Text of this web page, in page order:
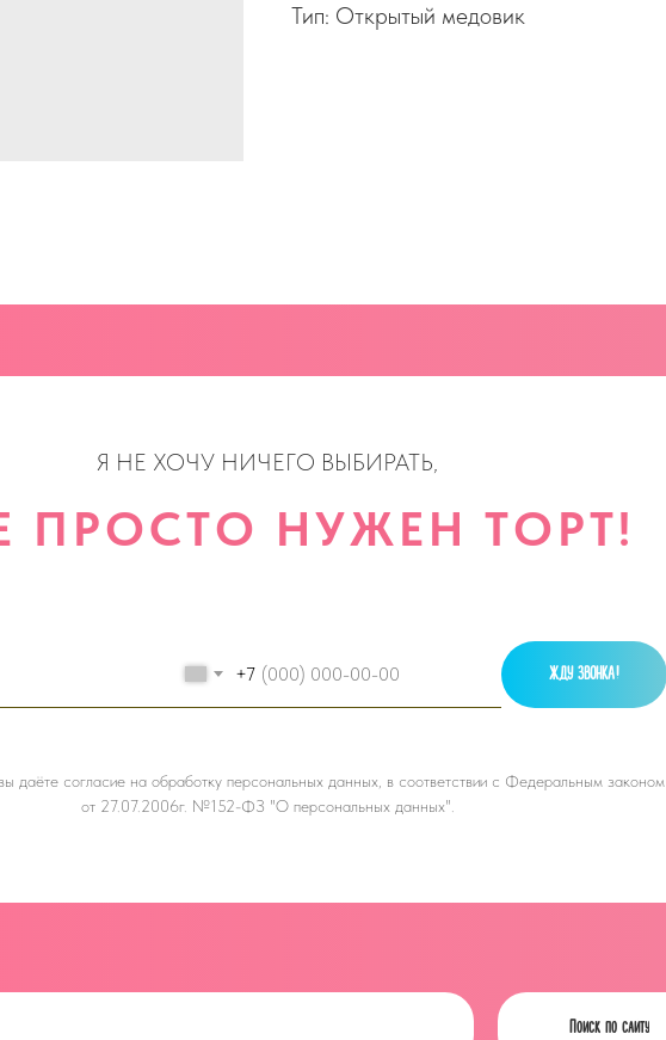
Тип: Открытый медовик
Я НЕ ХОЧУ НИЧЕГО ВЫБИРАТЬ,
ПРОСТО НУЖЕН ТОРТ!
+7 ЖДУ ЗВОНКА!
даёте согласие на обработку персональных данных, в соответствии с Федеральным законом
от 27.07.2006г. №152-ФЗ "О персональных данных".
Поиск по сайту